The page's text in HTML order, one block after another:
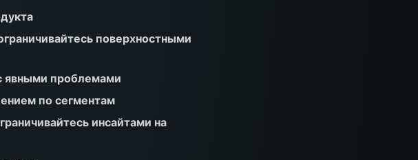
поверхностными
явными проблемами
по сегментам
инсайтами на